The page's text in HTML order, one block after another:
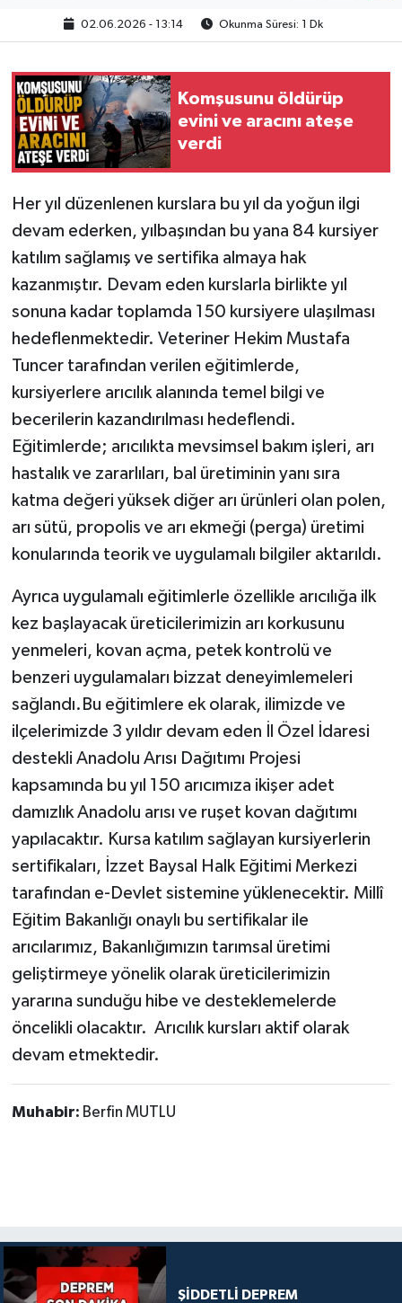
02.06.2026 - 13:14 Okunma Süresi: 1 Dk
Komşusunu öldürüp
evini ve aracını ateşe
verdi
Her yıl düzenlenen kurslara bu yıl da yoğun ilgi
devam ederken, yılbaşından bu yana 84 kursiyer
katılım sağlamış ve sertifika almaya hak
kazanmıştır. Devam eden kurslarla birlikte yıl
sonuna kadar toplamda 150 kursiyere ulaşılması
hedeflenmektedir. Veteriner Hekim Mustafa
Tuncer tarafından verilen eğitimlerde,
kursiyerlere arıcılık alanında temel bilgi ve
becerilerin kazandırılması hedeflendi.
Eğitimlerde; arıcılıkta mevsimsel bakım işleri, arı
hastalık ve zararlıları, bal üretiminin yanı sıra
katma değeri yüksek diğer arı ürünleri olan polen,
arı sütü, propolis ve arı ekmeği (perga) üretimi
konularında teorik ve uygulamalı bilgiler aktarıldı.
Ayrıca uygulamalı eğitimlerle özellikle arıcılığa ilk
kez başlayacak üreticilerimizin arı korkusunu
yenmeleri, kovan açma, petek kontrolü ve
benzeri uygulamaları bizzat deneyimlemeleri
sağlandı.Bu eğitimlere ek olarak, ilimizde ve
ilçelerimizde 3 yıldır devam eden İl Özel İdaresi
destekli Anadolu Arısı Dağıtımı Projesi
kapsamında bu yıl 150 arıcımıza ikişer adet
damızlık Anadolu arısı ve ruşet kovan dağıtımı
yapılacaktır. Kursa katılım sağlayan kursiyerlerin
sertifikaları, İzzet Baysal Halk Eğitimi Merkezi
tarafından e-Devlet sistemine yüklenecektir. Millî
Eğitim Bakanlığı onaylı bu sertifikalar ile
arıcılarımız, Bakanlığımızın tarımsal üretimi
geliştirmeye yönelik olarak üreticilerimizin
yararına sunduğu hibe ve desteklemelerde
öncelikli olacaktır. ​ Arıcılık kursları aktif olarak
devam etmektedir.
Muhabir: Berfin MUTLU
ŞİDDETLİ DEPREM